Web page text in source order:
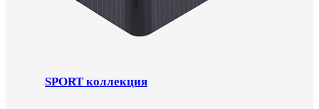
SPORT коллекция